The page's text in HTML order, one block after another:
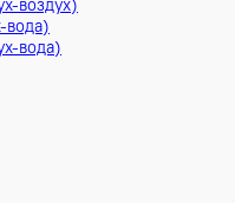
воздух)
воздух)
вода)
вода)